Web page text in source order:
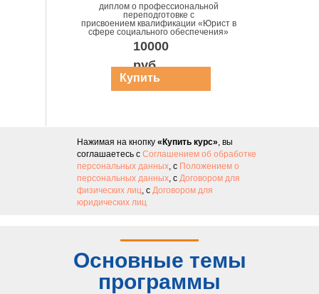
диплом о профессиональной
переподготовке с
присвоением квалификации «Юрист в
сфере социального обеспечения»
10000
руб.
Купить
курс
Нажимая на кнопку «Купить курс», вы
соглашаетесь с Соглашением об обработке
персональных данных, с Положением о
персональных данных, с Договором для
физических лиц, с Договором для
юридических лиц
Основные темы
программы